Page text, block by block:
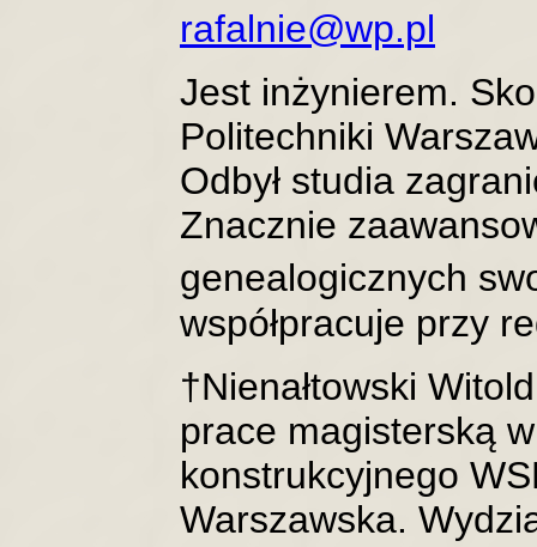
rafalnie@wp.pl
Jest inżynierem.
Politechniki
Odbył studia
Znacznie
genealogicznych
współpracuje przy
†Nienałtowski
prace magisterską
konstrukcyjnego
Warszawska.